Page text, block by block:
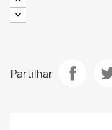
Partilhar